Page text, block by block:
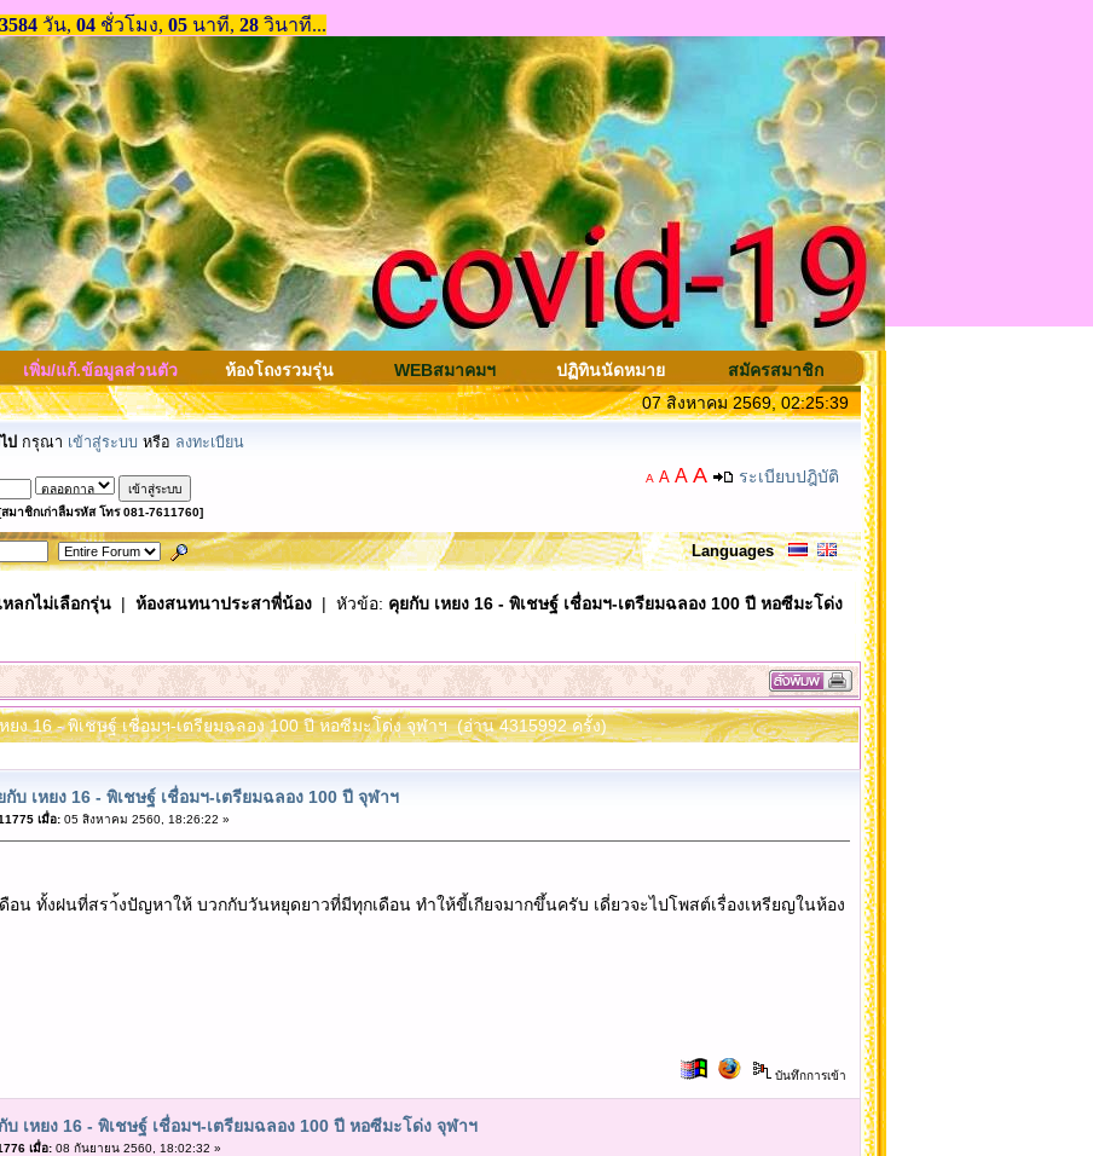
เพิ่ม/แก้.ข้อมูลส่วนตัว ห้องโถงรวมรุ่น WEBสมาคมฯ ปฏิทินนัดหมาย
สมัครสมาชิก
07 สิงหาคม 2569, 02:25:39
ป กรุณา เข้าสู่ระบบ หรือ ลงทะเบียน
มาชิกเก่าลืมรหัส โทร 081-7611760]
A A A A ระเบียบปฎิบัติ
Languages
ลกไม่เลือกรุ่น| ห้องสนทนาประสาพี่น้อง| หัวข้อ: คุยกับ เหยง 16 - พิเชษฐ์ เชื่อมฯ-เตรียมฉลอง 100 ปี หอซีมะโด่ง
ยง 16 - พิเชษฐ์ เชื่อมฯ-เตรียมฉลอง 100 ปี หอซีมะโด่ง จุฬาฯ (อ่าน 4315992 ครั้ง)
กับ เหยง 16 - พิเชษฐ์ เชื่อมฯ-เตรียมฉลอง 100 ปี จุฬาฯ
เมื่อ:05 สิงหาคม 2560, 18:26:22 »
อน ทั้งฝนที่สรา้งปัญหาให้ บวกกับวันหยุดยาวที่มีทุกเดือน ทำให้ขี้เกียจมากขึ้นครับ เดี่ยวจะไปโพสต์เรื่องเหรียญในห้อง
บันทึกการเข้า
บ เหยง 16 - พิเชษฐ์ เชื่อมฯ-เตรียมฉลอง 100 ปี หอซีมะโด่ง จุฬาฯ
เมื่อ:08 กันยายน 2560, 18:02:32 »